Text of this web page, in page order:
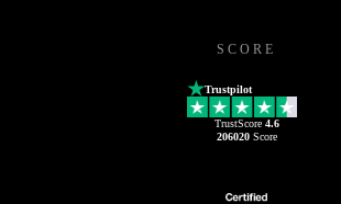
SCORE
Trustpilot
TrustScore 4.6
206020Score